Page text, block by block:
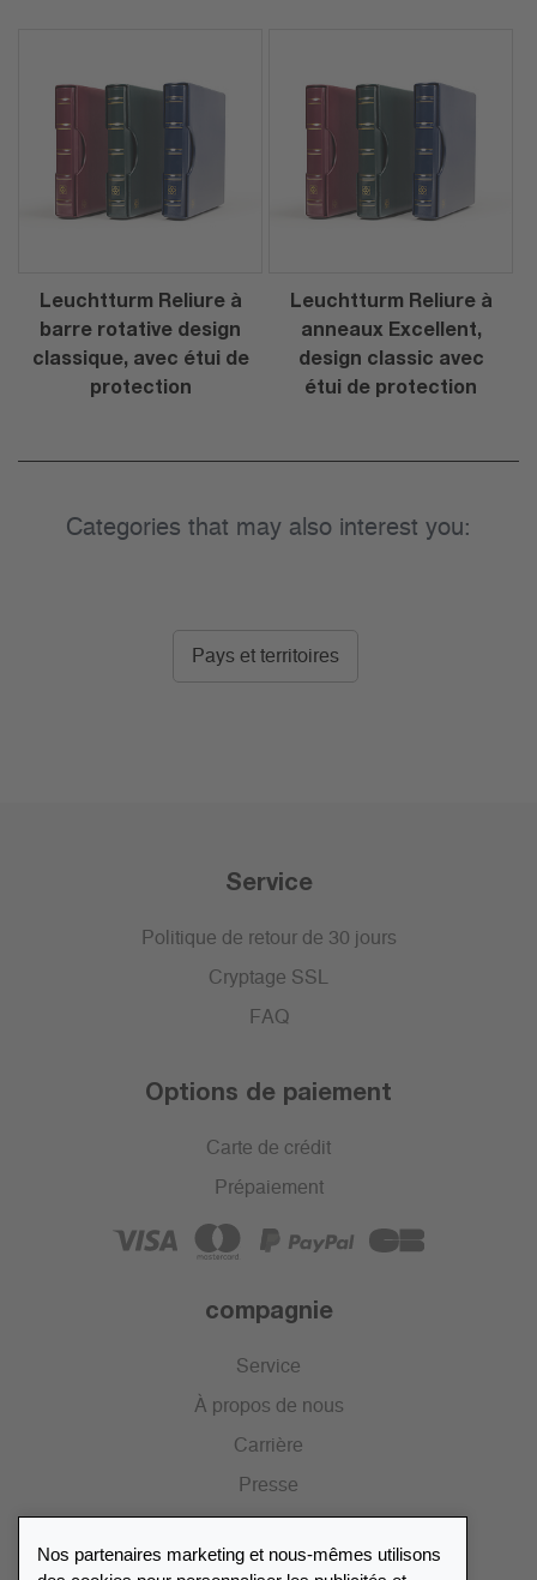
Leuchtturm Reliure à
barre rotative design
classique, avec étui de
protection
Leuchtturm Reliure à
anneaux Excellent,
design classic avec
étui de protection
Categories that may also interest you:
Pays et territoires
Service
Politique de retour de 30 jours
Cryptage SSL
FAQ
Options de paiement
Carte de crédit
Prépaiement
compagnie
Service
À propos de nous
Carrière
Presse
Portail des revendeurs
Nos partenaires marketing et nous-mêmes utilisons